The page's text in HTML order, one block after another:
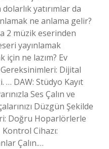
yatırımlar da
ne anlama gelir?
2 müzik eserinden
yayınlamak
için ne lazım? Ev
Dijital
DAW: Stüdyo Kayıt
Ses Çalın ve
Düzgün Şekilde
Doğru Hoparlörlerle
Kontrol Cihazı:
Çalın.…